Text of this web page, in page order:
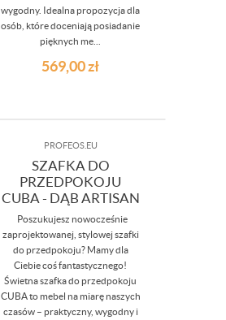
wygodny. Idealna propozycja dla
osób, które doceniają posiadanie
pięknych me...
569,00zł
PROFEOS.EU
SZAFKA DO
PRZEDPOKOJU
CUBA - DĄB ARTISAN
Poszukujesz nowocześnie
zaprojektowanej, stylowej szafki
do przedpokoju? Mamy dla
Ciebie coś fantastycznego!
Świetna szafka do przedpokoju
CUBA to mebel na miarę naszych
czasów – praktyczny, wygodny i